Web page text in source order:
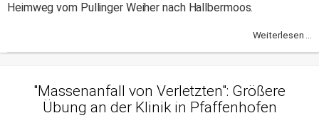
Heimweg vom Pullinger Weiher nach Hallbermoos.
Weiterlesen ...
"Massenanfall von Verletzten": Größere
Übung an der Klinik in Pfaffenhofen